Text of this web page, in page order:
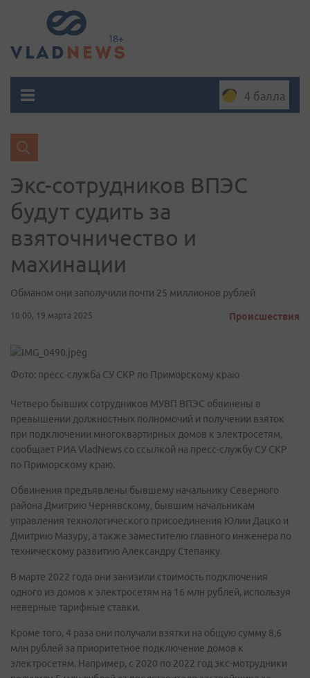
4 балла
Экс-сотрудников ВПЭС
будут судить за
взяточничество и
махинации
Обманом они заполучили почти 25 миллионов рублей
10:00, 19 марта 2025 Происшествия
Фото: пресс-служба СУ СКР по Приморскому краю
Четверо бывших сотрудников МУВП ВПЭС обвинены в
превышении должностных полномочий и получении взяток
при подключении многоквартирных домов к электросетям,
сообщает РИА VladNews со ссылкой на пресс-службу СУ СКР
по Приморскому краю.
Обвинения предъявлены бывшему начальнику Северного
района Дмитрию Чернявскому, бывшим начальникам
управления технологического присоединения Юлии Дацко и
Дмитрию Мазуру, а также заместителю главного инженера по
техническому развитию Александру Степанку.
В марте 2022 года они занизили стоимость подключения
одного из домов к электросетям на 16 млн рублей, используя
неверные тарифные ставки.
Кроме того, 4 раза они получали взятки на общую сумму 8,6
млн рублей за приоритетное подключение домов к
электросетям. Например, с 2020 по 2022 год экс-мотрудники